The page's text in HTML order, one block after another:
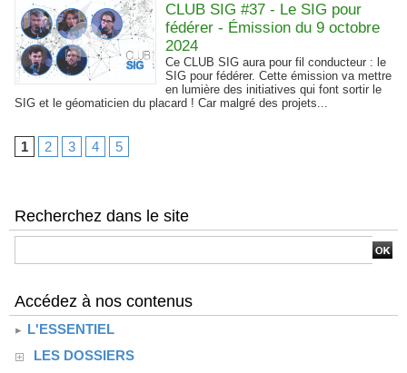
CLUB SIG #37 - Le SIG pour
fédérer - Émission du 9 octobre
2024
Ce CLUB SIG aura pour fil conducteur : le
SIG pour fédérer. Cette émission va mettre
en lumière des initiatives qui font sortir le
SIG et le géomaticien du placard ! Car malgré des projets...
1 2 3 4 5
Recherchez dans le site
Accédez à nos contenus
L'ESSENTIEL
LES DOSSIERS